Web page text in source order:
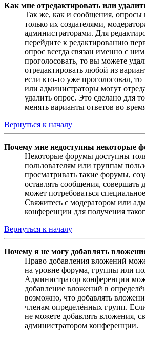
Как мне отредактировать или
Так же, как и сообщения, опросы
только их создателями,
администраторами. Для
перейдите к редактированию
опрос всегда связан именно с
проголосовать, то вы можете
отредактировать любой из
если кто-то уже проголосовал,
или администраторы могут
удалить опрос. Это сделано для
менять варианты ответов во
Вернуться к началу
Почему мне недоступны некоторые
Некоторые форумы доступны
пользователям или группам
просматривать такие форумы,
оставлять сообщения, совершать
может потребоваться
Свяжитесь с модератором или
конференции для получения
Вернуться к началу
Почему я не могу добавлять
Право добавления вложений
на уровне форума, группы или
Администратор конференции
добавление вложений в
возможно, что добавлять
членам определённых групп.
не можете добавлять вложения,
администратором конференции.